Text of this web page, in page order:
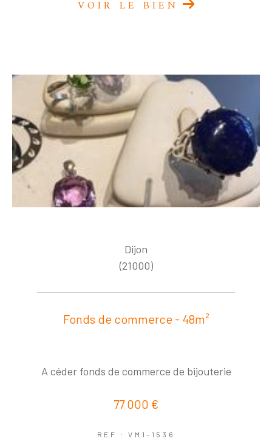
VOIR LE BIEN
Dijon
(21000)
Fonds de commerce - 48m²
A céder fonds de commerce de bijouterie
77 000 €
REF : VM1-1536